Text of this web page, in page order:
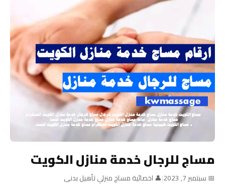
مساج للرجال خدمة منازل الكويت
📅 سبتمبر 7, 2023 |👤 اخصائية مساج منزلي تأهيل بدنى